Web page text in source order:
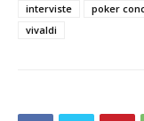
interviste poker
vivaldi